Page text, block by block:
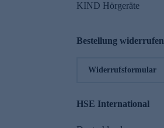
KIND Hörgeräte
Bestellung widerrufen
Widerrufsformular
HSE International